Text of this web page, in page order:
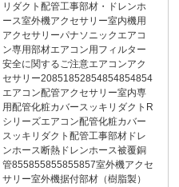
リダクト配管工事部材・ドレンホ
ース室外機アクセサリー室内機用
アクセサリーパナソニックエアコ
ン専用部材エアコン用フィルター
安全に関するご注意エアコンアク
セサリー20851852854854854854
エアコン配管アクセサリー室内専
用配管化粧カバースッキリダクトR
シリーズエアコン配管化粧カバー
スッキリダクト配管工事部材ドレ
ンホース断熱ドレンホース被覆銅
管855855855855857室外機アクセ
サリー室外機据付部材（樹脂製）